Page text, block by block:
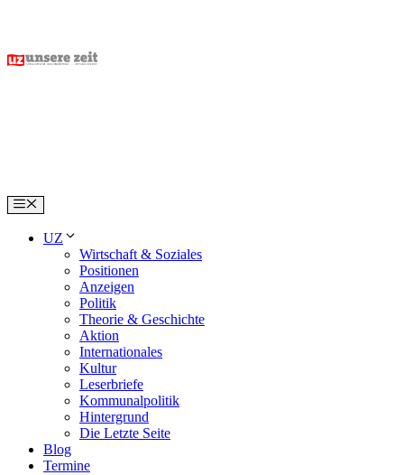
content
Menu
UZ
Wirtschaft & Soziales
Positionen
Anzeigen
Politik
Theorie & Geschichte
Aktion
Internationales
Kultur
Leserbriefe
Kommunalpolitik
Hintergrund
Die Letzte Seite
Blog
Termine